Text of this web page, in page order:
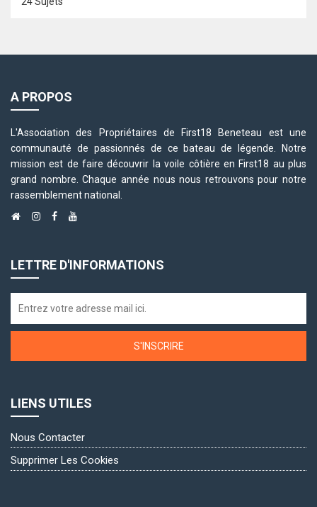
A PROPOS
L'Association des Propriétaires de First18 Beneteau est une
communauté de passionnés de ce bateau de légende. Notre
mission est de faire découvrir la voile côtière en First18 au plus
grand nombre. Chaque année nous nous retrouvons pour notre
rassemblement national.
LETTRE D'INFORMATIONS
S'INSCRIRE
LIENS UTILES
Nous Contacter
Supprimer Les Cookies